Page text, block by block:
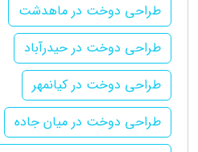
طراحی دوخت در ماهدشت
طراحی دوخت در حیدرآباد
طراحی دوخت در کیانمهر
طراحی دوخت در میان جاده